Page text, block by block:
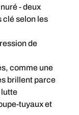
- deux
clé selon les
de
comme une
brillent parce
lutte
tuyaux et